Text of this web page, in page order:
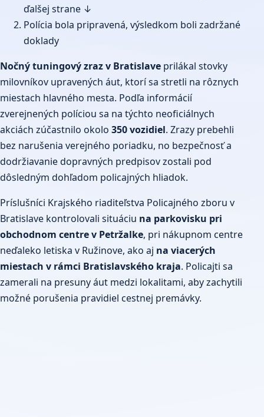
ďalšej strane ↓
Polícia bola pripravená, výsledkom boli zadržané
doklady
Nočný tuningový zraz v Bratislave prilákal stovky
milovníkov upravených áut, ktorí sa stretli na rôznych
miestach hlavného mesta. Podľa informácií
zverejnených políciou sa na týchto neoficiálnych
akciách zúčastnilo okolo 350 vozidiel. Zrazy prebehli
bez narušenia verejného poriadku, no bezpečnosť a
dodržiavanie dopravných predpisov zostali pod
dôsledným dohľadom policajných hliadok.
Príslušníci Krajského riaditeľstva Policajného zboru v
Bratislave kontrolovali situáciu na parkovisku pri
obchodnom centre v Petržalke, pri nákupnom centre
neďaleko letiska v Ružinove, ako aj na viacerých
miestach v rámci Bratislavského kraja. Policajti sa
zamerali na presuny áut medzi lokalitami, aby zachytili
možné porušenia pravidiel cestnej premávky.